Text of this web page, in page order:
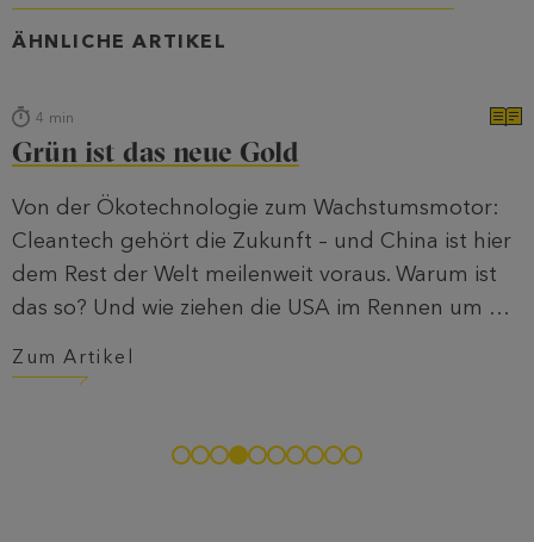
ÄHNLICHE ARTIKEL
4 min
Grün ist das neue Gold
Von der Ökotechnologie zum Wachstumsmotor:
Cleantech gehört die Zukunft – und China ist hier
dem Rest der Welt meilenweit voraus. Warum ist
das so? Und wie ziehen die USA im Rennen um die
Zum Artikel